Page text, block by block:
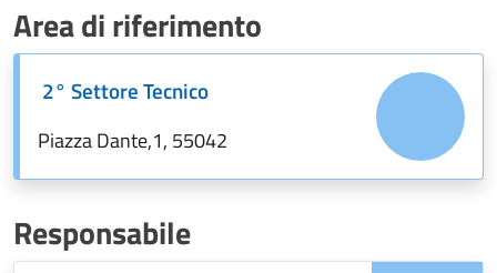
Area di riferimento
2° Settore Tecnico
Piazza Dante,1, 55042
Responsabile